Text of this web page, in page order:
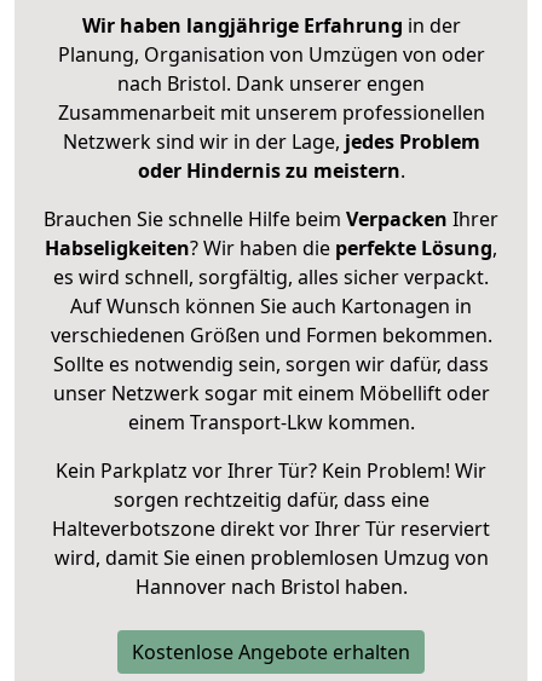
Wir haben langjährige Erfahrung in der
Planung, Organisation von Umzügen von oder
nach Bristol. Dank unserer engen
Zusammenarbeit mit unserem professionellen
Netzwerk sind wir in der Lage, jedes Problem
oder Hindernis zu meistern.
Brauchen Sie schnelle Hilfe beim Verpacken Ihrer
Habseligkeiten? Wir haben die perfekte Lösung,
es wird schnell, sorgfältig, alles sicher verpackt.
Auf Wunsch können Sie auch Kartonagen in
verschiedenen Größen und Formen bekommen.
Sollte es notwendig sein, sorgen wir dafür, dass
unser Netzwerk sogar mit einem Möbellift oder
einem Transport-Lkw kommen.
Kein Parkplatz vor Ihrer Tür? Kein Problem! Wir
sorgen rechtzeitig dafür, dass eine
Halteverbotszone direkt vor Ihrer Tür reserviert
wird, damit Sie einen problemlosen Umzug von
Hannover nach Bristol haben.
Kostenlose Angebote erhalten